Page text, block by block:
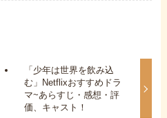
「少年は世界を飲み込
む」Netflixおすすめドラ
マ~あらすじ・感想・評
価、キャスト！